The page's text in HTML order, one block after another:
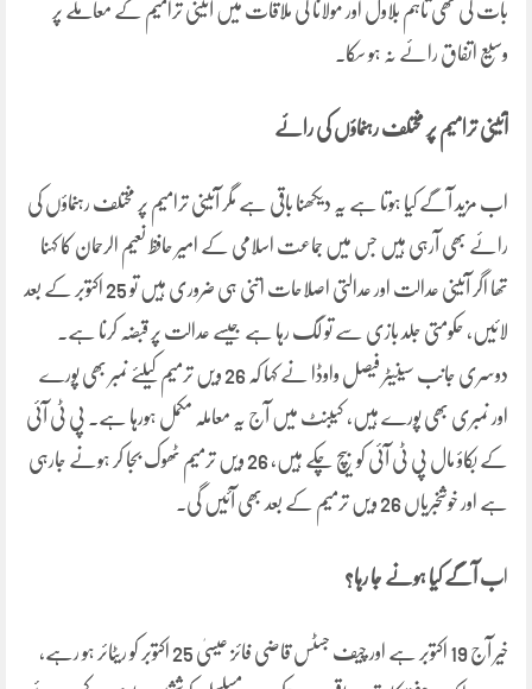
بات کی تھی تاہم بلاول اور مولانا کی ملاقات میں آئینی ترامیم کے معاملے پر
وسیع اتفاق رائے نہ ہو سکا۔
آئینی ترامیم پر مختلف رہنماؤں کی رائے
اب مزید آگے کیا ہوتا ہے یہ دیکھنا باقی ہے مگر آئینی ترامیم پر مختلف رہنماؤں کی
رائے بھی آرہی ہیں جس میں جماعت اسلامی کے امیر حافظ نعیم الرحمان کا کہنا
تھا اگر آئینی عدالت اور عدالتی اصلاحات اتنی ہی ضروری ہیں تو 25 اکتوبر کے بعد
لائیں، حکومتی جلد بازی سے تو لگ رہا ہے جیسے عدالت پر قبضہ کرنا ہے۔
دوسری جانب سینیٹر فیصل واوڈا نے کہا کہ 26 ویں ترمیم کیلئے نمبر بھی پورے
اور نمبری بھی پورے ہیں، کیبنٹ میں آج یہ معاملہ مکمل ہورہا ہے۔ پی ٹی آئی
کے بکاؤ مال پی ٹی آئی کو بیچ چکے ہیں، 26 ویں ترمیم ٹھوک بجا کر ہونے جارہی
ہے اور خوشخبریاں 26 ویں ترمیم کے بعد بھی آئیں گی۔
اب آگے کیا ہونے جا رہا؟
خیر آج 19 اکتوبر ہے اور چیف جسٹس قاضی فائز عیسیٰ 25 اکتوبر کو ریٹائر ہو رہے،